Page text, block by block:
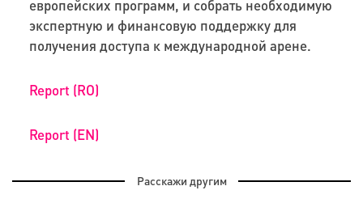
европейских программ, и собрать необходимую
экспертную и финансовую поддержку для
получения доступа к международной арене.
Report (RO)
Report (EN)
Расскажи другим